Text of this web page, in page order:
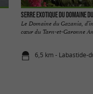
Serre Exotique du Domaine
Le Domaine du Gazania,
cœur du Tarn-et-Garonne
6,5 km - Labastide-